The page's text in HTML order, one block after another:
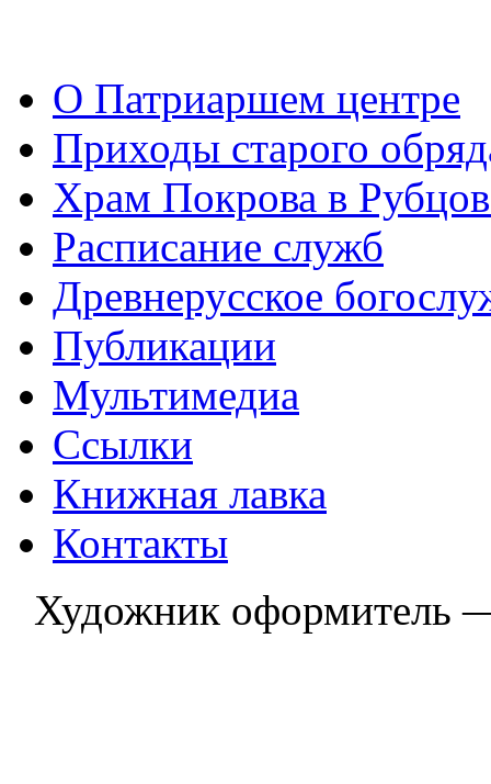
О Патриаршем центре
Приходы старого
Храм Покрова в
Расписание служб
Древнерусское
Публикации
Мультимедиа
Ссылки
Книжная лавка
Контакты
Художник оформитель